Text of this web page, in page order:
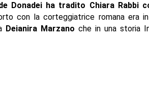
Donadei ha tradito Chiara Rabbi
con la corteggiatrice romana era
Deianira Marzano che in una storia